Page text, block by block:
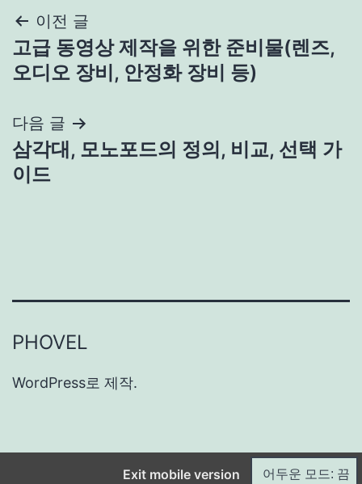
글
탐
이전 글
고급 동영상 제작을 위한 준비물(렌즈,
오디오 장비, 안정화 장비 등)
다음 글
삼각대, 모노포드의 정의, 비교, 선택 가
이드
PHOVEL
WordPress로 제작.
Exit mobile version 어두운 모드: 끔